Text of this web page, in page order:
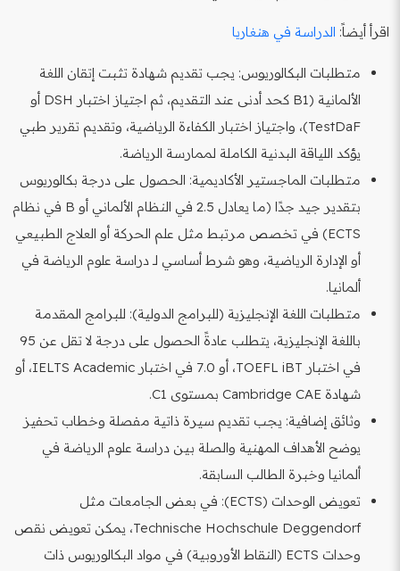
اقرأ أيضاً: الدراسة في هنغاريا
متطلبات البكالوريوس: يجب تقديم شهادة تثبت إتقان اللغة
الألمانية (B1 كحد أدنى عند التقديم، ثم اجتياز اختبار DSH أو
TestDaF)، واجتياز اختبار الكفاءة الرياضية، وتقديم تقرير طبي
يؤكد اللياقة البدنية الكاملة لممارسة الرياضة.
متطلبات الماجستير الأكاديمية: الحصول على درجة بكالوريوس
بتقدير جيد جدًا (ما يعادل 2.5 في النظام الألماني أو B في نظام
ECTS) في تخصص مرتبط مثل علم الحركة أو العلاج الطبيعي
أو الإدارة الرياضية، وهو شرط أساسي لـ دراسة علوم الرياضة في
ألمانيا.
متطلبات اللغة الإنجليزية (للبرامج الدولية): للبرامج المقدمة
باللغة الإنجليزية، يتطلب عادةً الحصول على درجة لا تقل عن 95
في اختبار TOEFL iBT، أو 7.0 في اختبار IELTS Academic، أو
شهادة Cambridge CAE بمستوى C1.
وثائق إضافية: يجب تقديم سيرة ذاتية مفصلة وخطاب تحفيز
يوضح الأهداف المهنية والصلة بين دراسة علوم الرياضة في
ألمانيا وخبرة الطالب السابقة.
تعويض الوحدات (ECTS): في بعض الجامعات مثل
Technische Hochschule Deggendorf، يمكن تعويض نقص
وحدات ECTS (النقاط الأوروبية) في مواد البكالوريوس ذات